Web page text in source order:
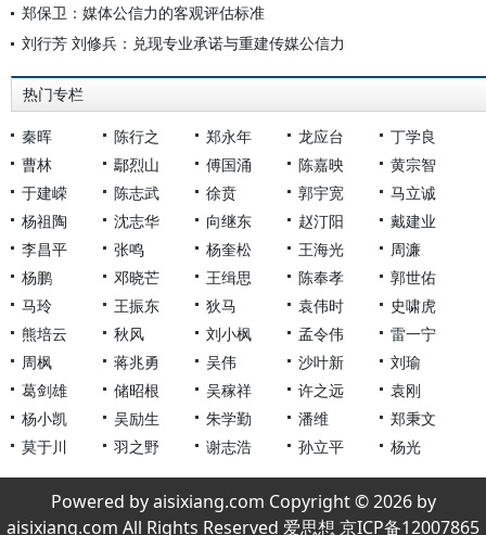
郑保卫：媒体公信力的客观评估标准
刘行芳 刘修兵：兑现专业承诺与重建传媒公信力
热门专栏
秦晖 陈行之 郑永年 龙应台
丁学良
曹林
鄢烈山 傅国涌 陈嘉映
黄宗智
于建嵘
陈志武 徐贲 郭宇宽
马立诚
杨祖陶
沈志华 向继东 赵汀阳
戴建业
李昌平
张鸣 杨奎松 王海光
周濂
杨鹏
邓晓芒 王缉思 陈奉孝
郭世佑
马玲
王振东 狄马 袁伟时
史啸虎
熊培云
秋风 刘小枫 孟令伟
雷一宁
周枫
蒋兆勇 吴伟 沙叶新
刘瑜
葛剑雄
储昭根 吴稼祥 许之远
袁刚
杨小凯
吴励生 朱学勤 潘维
郑秉文
莫于川
羽之野 谢志浩 孙立平 杨光
Powered by aisixiang.com Copyright © 2026 by
aisixiang.com All Rights Reserved 爱思想 京ICP备12007865